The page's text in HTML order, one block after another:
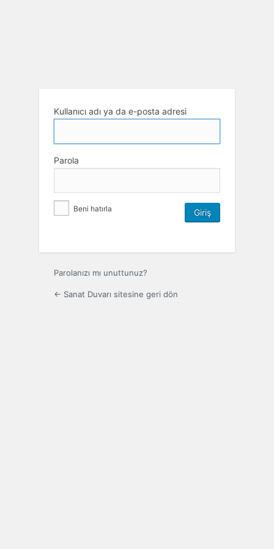
Kullanıcı adı ya da e-posta adresi
Parola
Beni hatırla
Parolanızı mı unuttunuz?
← Sanat Duvarı sitesine geri dön